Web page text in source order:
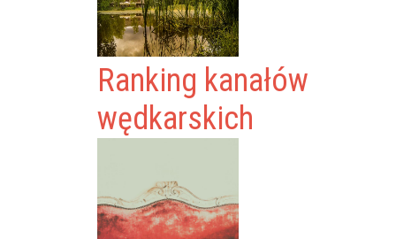
Ranking kanałów
wędkarskich